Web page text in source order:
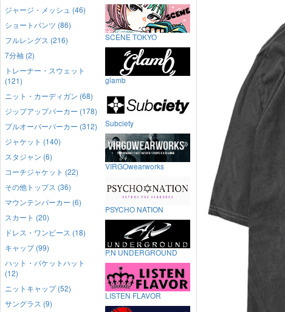
ジャージ・メッシュ (46)
ショートパンツ (86)
フルレングス (216)
7分袖 (2)
トレーナー・スウェット
(121)
ニット・カーディガン (68)
ジップアップパーカー (178)
プルオーバーパーカー (312)
ジャケット (140)
スタジャン (6)
コーチジャケット (22)
その他トップス (36)
マウンテンパーカー (6)
スカート (20)
ドレス・ワンピース (18)
キャップ (99)
ハット・バケットハット
(12)
ニットキャップ (52)
サングラス (9)
SCENE TOKYO
glamb
Subciety
VIRGOwearworks
PSYCHO NATION
P.N UNDERGROUND
LISTEN FLAVOR